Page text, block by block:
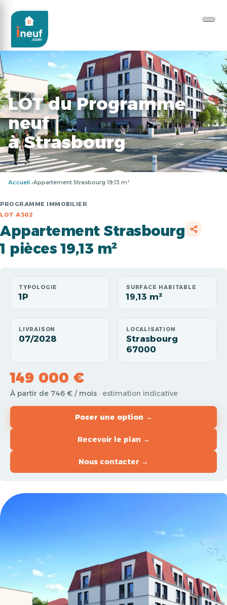
LOT du Programme
neuf
à Strasbourg
Accueil Appartement Strasbourg 19,13 m²
PROGRAMME IMMOBILIER
LOT A302
Appartement Strasbourg
1 pièces 19,13 m²
TYPOLOGIE
1P
SURFACE HABITABLE
19,13 m²
LIVRAISON
07/2028
LOCALISATION
Strasbourg
67000
149 000 €
À partir de 746 € / mois · estimation indicative
Poser une option →
Recevoir le plan →
Nous contacter →